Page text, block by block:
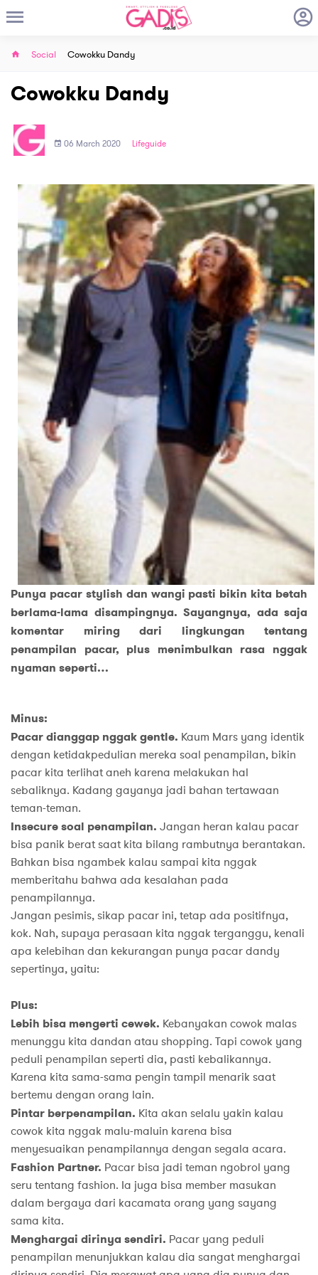
Social Cowokku Dandy
Cowokku Dandy
06 March 2020 Lifeguide
Punya pacar stylish dan wangi pasti bikin kita betah
berlama-lama disampingnya. Sayangnya, ada saja
komentar miring dari lingkungan tentang
penampilan pacar, plus menimbulkan rasa nggak
nyaman seperti…
Minus:
Pacar dianggap nggak gentle. Kaum Mars yang identik
dengan ketidakpedulian mereka soal penampilan, bikin
pacar kita terlihat aneh karena melakukan hal
sebaliknya. Kadang gayanya jadi bahan tertawaan
teman-teman.
Insecure soal penampilan. Jangan heran kalau pacar
bisa panik berat saat kita bilang rambutnya berantakan.
Bahkan bisa ngambek kalau sampai kita nggak
memberitahu bahwa ada kesalahan pada
penampilannya.
Jangan pesimis, sikap pacar ini, tetap ada positifnya,
kok. Nah, supaya perasaan kita nggak terganggu, kenali
apa kelebihan dan kekurangan punya pacar dandy
sepertinya, yaitu:
Plus:
Lebih bisa mengerti cewek. Kebanyakan cowok malas
menunggu kita dandan atau shopping. Tapi cowok yang
peduli penampilan seperti dia, pasti kebalikannya.
Karena kita sama-sama pengin tampil menarik saat
bertemu dengan orang lain.
Pintar berpenampilan. Kita akan selalu yakin kalau
cowok kita nggak malu-maluin karena bisa
menyesuaikan penampilannya dengan segala acara.
Fashion Partner. Pacar bisa jadi teman ngobrol yang
seru tentang fashion. Ia juga bisa member masukan
dalam bergaya dari kacamata orang yang sayang
sama kita.
Menghargai dirinya sendiri. Pacar yang peduli
penampilan menunjukkan kalau dia sangat menghargai